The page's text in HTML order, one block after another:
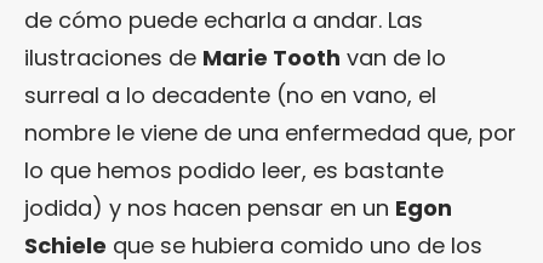
de cómo puede echarla a andar. Las
ilustraciones de Marie Tooth van de lo
surreal a lo decadente (no en vano, el
nombre le viene de una enfermedad que, por
lo que hemos podido leer, es bastante
jodida) y nos hacen pensar en un Egon
Schiele que se hubiera comido uno de los